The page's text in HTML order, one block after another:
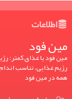
اطلاعات
مین فود
مین فود یا غذای کمتر:
رژیم غذایی، تناسب
همه در مین فود